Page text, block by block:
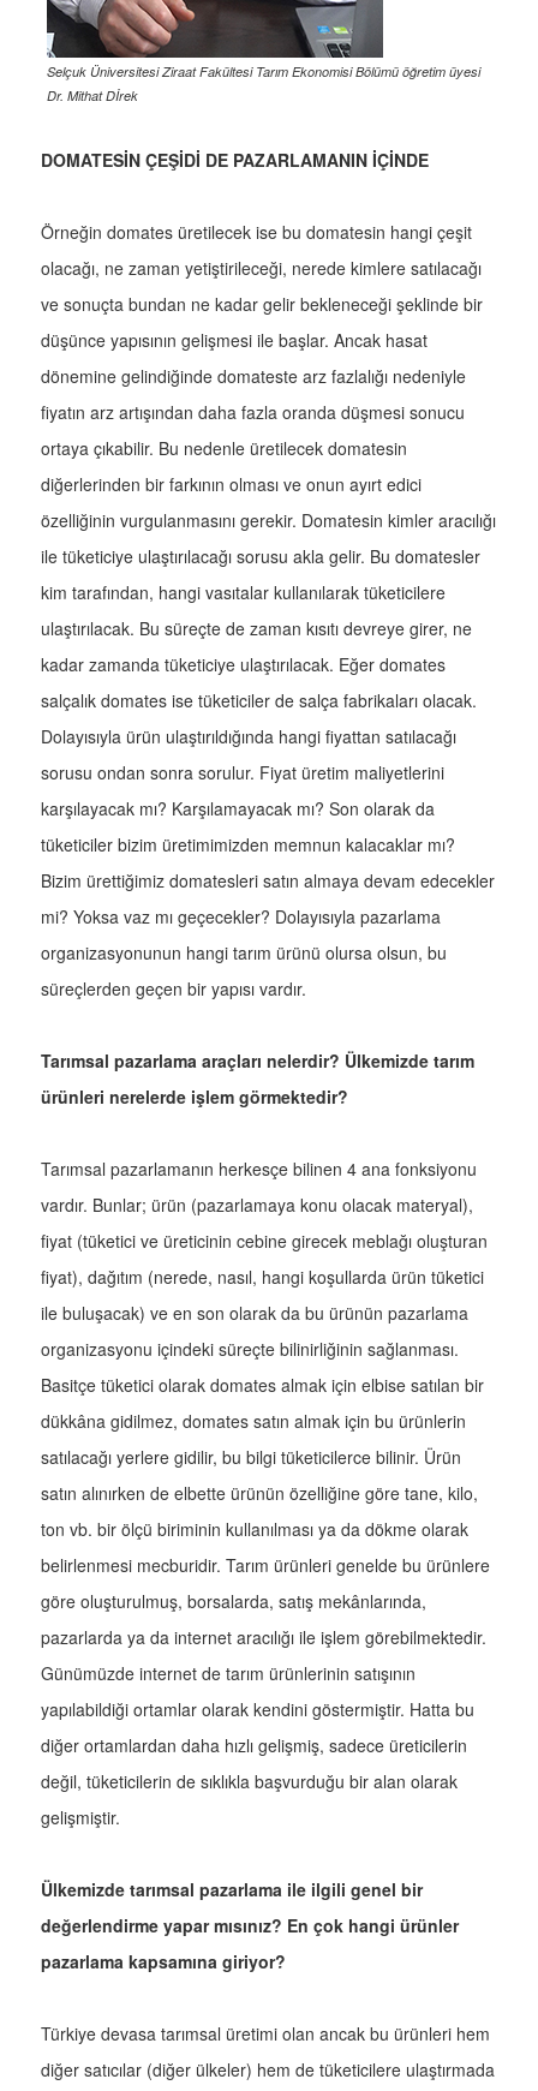
Selçuk Üniversitesi Ziraat Fakültesi Tarım Ekonomisi Bölümü öğretim üyesi
Dr. Mithat Dİrek
DOMATESİN ÇEŞİDİ DE PAZARLAMANIN İÇİNDE
Örneğin domates üretilecek ise bu domatesin hangi çeşit
olacağı, ne zaman yetiştirileceği, nerede kimlere satılacağı
ve sonuçta bundan ne kadar gelir bekleneceği şeklinde bir
düşünce yapısının gelişmesi ile başlar. Ancak hasat
dönemine gelindiğinde domateste arz fazlalığı nedeniyle
fiyatın arz artışından daha fazla oranda düşmesi sonucu
ortaya çıkabilir. Bu nedenle üretilecek domatesin
diğerlerinden bir farkının olması ve onun ayırt edici
özelliğinin vurgulanmasını gerekir. Domatesin kimler aracılığı
ile tüketiciye ulaştırılacağı sorusu akla gelir. Bu domatesler
kim tarafından, hangi vasıtalar kullanılarak tüketicilere
ulaştırılacak. Bu süreçte de zaman kısıtı devreye girer, ne
kadar zamanda tüketiciye ulaştırılacak. Eğer domates
salçalık domates ise tüketiciler de salça fabrikaları olacak.
Dolayısıyla ürün ulaştırıldığında hangi fiyattan satılacağı
sorusu ondan sonra sorulur. Fiyat üretim maliyetlerini
karşılayacak mı? Karşılamayacak mı? Son olarak da
tüketiciler bizim üretimimizden memnun kalacaklar mı?
Bizim ürettiğimiz domatesleri satın almaya devam edecekler
mi? Yoksa vaz mı geçecekler? Dolayısıyla pazarlama
organizasyonunun hangi tarım ürünü olursa olsun, bu
süreçlerden geçen bir yapısı vardır.
Tarımsal pazarlama araçları nelerdir? Ülkemizde tarım
ürünleri nerelerde işlem görmektedir?
Tarımsal pazarlamanın herkesçe bilinen 4 ana fonksiyonu
vardır. Bunlar; ürün (pazarlamaya konu olacak materyal),
fiyat (tüketici ve üreticinin cebine girecek meblağı oluşturan
fiyat), dağıtım (nerede, nasıl, hangi koşullarda ürün tüketici
ile buluşacak) ve en son olarak da bu ürünün pazarlama
organizasyonu içindeki süreçte bilinirliğinin sağlanması.
Basitçe tüketici olarak domates almak için elbise satılan bir
dükkâna gidilmez, domates satın almak için bu ürünlerin
satılacağı yerlere gidilir, bu bilgi tüketicilerce bilinir. Ürün
satın alınırken de elbette ürünün özelliğine göre tane, kilo,
ton vb. bir ölçü biriminin kullanılması ya da dökme olarak
belirlenmesi mecburidir. Tarım ürünleri genelde bu ürünlere
göre oluşturulmuş, borsalarda, satış mekânlarında,
pazarlarda ya da internet aracılığı ile işlem görebilmektedir.
Günümüzde internet de tarım ürünlerinin satışının
yapılabildiği ortamlar olarak kendini göstermiştir. Hatta bu
diğer ortamlardan daha hızlı gelişmiş, sadece üreticilerin
değil, tüketicilerin de sıklıkla başvurduğu bir alan olarak
gelişmiştir.
Ülkemizde tarımsal pazarlama ile ilgili genel bir
değerlendirme yapar mısınız? En çok hangi ürünler
pazarlama kapsamına giriyor?
Türkiye devasa tarımsal üretimi olan ancak bu ürünleri hem
diğer satıcılar (diğer ülkeler) hem de tüketicilere ulaştırmada